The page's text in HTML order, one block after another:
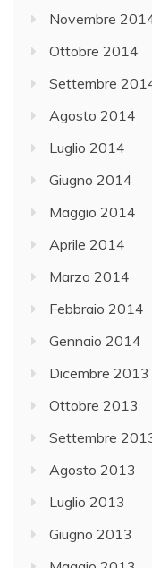
Novembre
Ottobre 2014
Settembre
Agosto 2014
Luglio 2014
Giugno 2014
Maggio 2014
Aprile 2014
Marzo 2014
Febbraio 2014
Gennaio 2014
Dicembre 2013
Ottobre 2013
Settembre
Agosto 2013
Luglio 2013
Giugno 2013